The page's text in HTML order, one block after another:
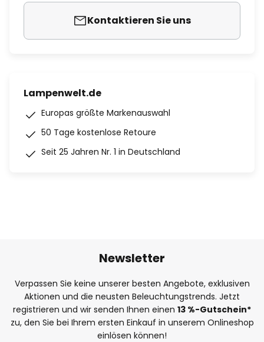
Kontaktieren Sie uns
Lampenwelt.de
Europas größte Markenauswahl
50 Tage kostenlose Retoure
Seit 25 Jahren Nr. 1 in Deutschland
Newsletter
Verpassen Sie keine unserer besten Angebote, exklusiven
Aktionen und die neusten Beleuchtungstrends. Jetzt
registrieren und wir senden Ihnen einen 13 %-Gutschein*
zu, den Sie bei Ihrem ersten Einkauf in unserem Onlineshop
einlösen können!